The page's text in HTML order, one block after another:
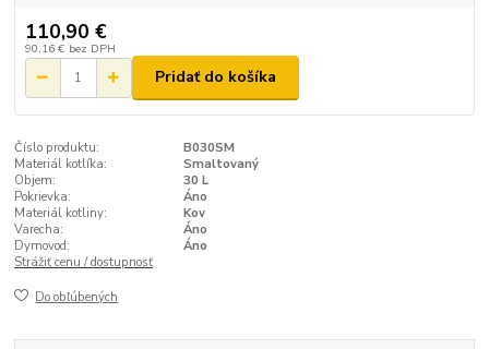
110,90 €
90,16 € bez DPH
Pridať do košíka
Číslo produktu:
B030SM
Materiál kotlíka:
Smaltovaný
Objem:
30 L
Pokrievka:
Áno
Materiál kotliny:
Kov
Varecha:
Áno
Dymovod:
Áno
Strážiť cenu / dostupnosť
Do obľúbených